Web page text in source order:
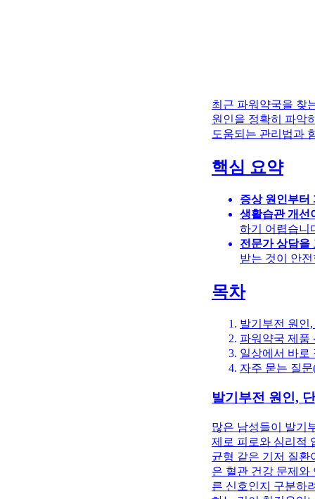
최근 파워약국을 찾
원인을 정확히 파악
도움되는 관리법과
핵심 요약
증상 원인부터
생활습관 개선
하기 어렵습니
전문가 상담을
받는 것이 안
목차
발기부전 원인
파워약국 제품
일상에서 바로
자주 묻는 질
발기부전 원인,
많은 남성들이 발기
제로 피로와 심리적
균형 같은 기저 질환
은 혈관 건강 문제와
른 신호인지 구분하